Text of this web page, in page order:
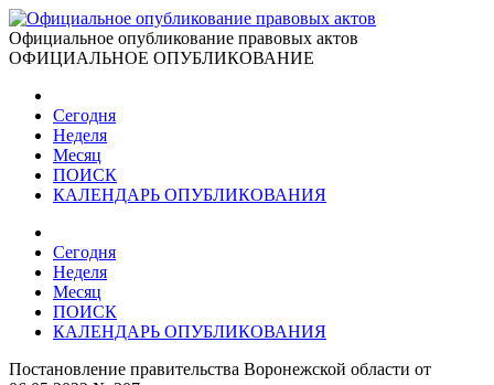
Официальное опубликование правовых актов
ОФИЦИАЛЬНОЕ ОПУБЛИКОВАНИЕ
Сегодня
Неделя
Месяц
ПОИСК
КАЛЕНДАРЬ ОПУБЛИКОВАНИЯ
Сегодня
Неделя
Месяц
ПОИСК
КАЛЕНДАРЬ ОПУБЛИКОВАНИЯ
Постановление правительства Воронежской области от